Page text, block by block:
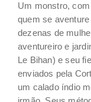
Um monstro,
quem se
dezenas de
aventureiro e
Le Bihan) e seu
enviados pela
um calado índio